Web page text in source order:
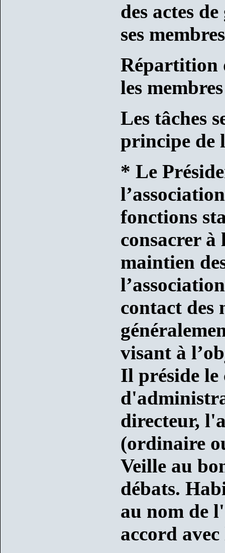
des actes
ses
Répartition
les
Les tâches
principe de
* Le
fonctions
consacrer à
maintien
contact des
visant à
Il préside le
directeur,
(ordinaire
Veille au
débats.
au nom de
accord